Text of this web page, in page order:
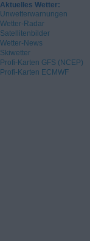
Aktuelles Wetter:
Unwetterwarnungen
Wetter-Radar
Satellitenbilder
Wetter-News
Skiwetter
Profi-Karten GFS (NCEP)
Profi-Karten ECMWF